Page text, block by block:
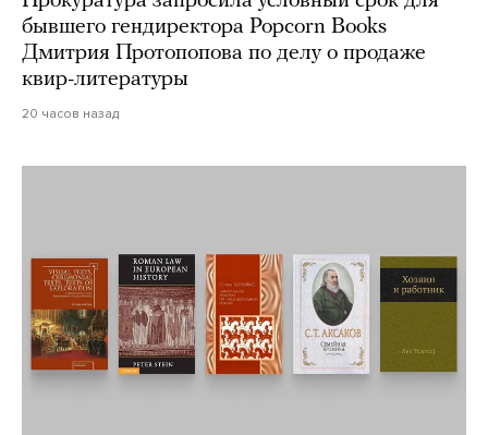
бывшего гендиректора Popcorn Books
Дмитрия Протопопова по делу о продаже
квир-литературы
20 часов назад